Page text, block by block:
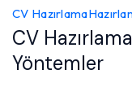
CV Hazırlama
CV
Yöntemler